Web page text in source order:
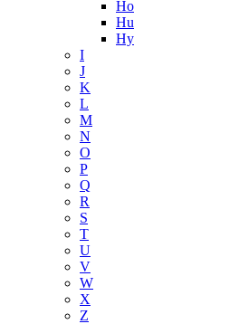
Ho
Hu
Hy
I
J
K
L
M
N
O
P
Q
R
S
T
U
V
W
X
Z